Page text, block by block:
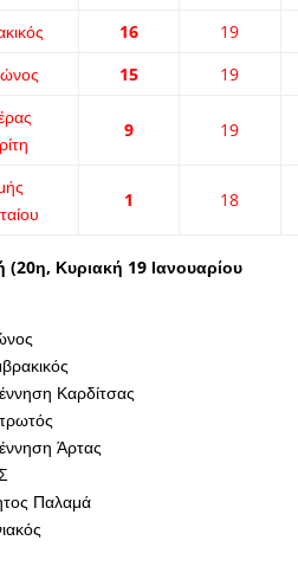
16
19
15 19
9 19
1 18
(20η, Κυριακή 19 Ιανουαρίου
Καρδίτσας
Άρτας
Παλαμά